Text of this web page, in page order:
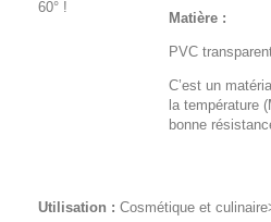
Matière :
PVC
C’est un
la température
bonne
Utilisation : Cosmétique et